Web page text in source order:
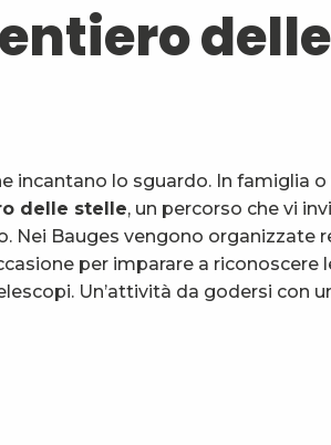
delle
incantano lo sguardo. In famiglia o
delle stelle, un percorso che vi
Nei Bauges vengono organizzate
per imparare a riconoscere
Un’attività da godersi con